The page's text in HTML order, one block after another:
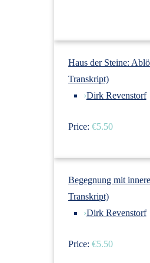
Haus der Steine:
Transkript)
›Dirk Revenstorf
Price: €5.50
Begegnung mit
Transkript)
›Dirk Revenstorf
Price: €5.50